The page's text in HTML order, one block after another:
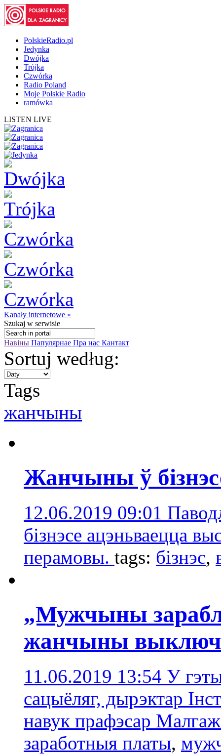
PolskieRadio.pl
Jedynka
Dwójka
Trójka
Czwórka
Radio Poland
Moje Polskie Radio
ramówka
LISTEN LIVE
Kanały internetowe »
Szukaj w serwisie
Навіны Папулярнае Пра нас Кантакт
Sortuj według:
Tags
жанчыны
Жанчыны ў
12.06.2019 09:01
бізнэсе ацэньваецца
перамовы. tags: бізнэс,
„Мужчыны
жанчыны
11.06.2019 13:54 У
сацыёляг, дырэктар
навук прафэсар
заработныя платы,